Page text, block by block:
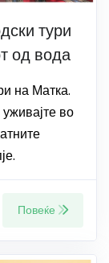
тури
од вода
на Матка.
во
Повеќе